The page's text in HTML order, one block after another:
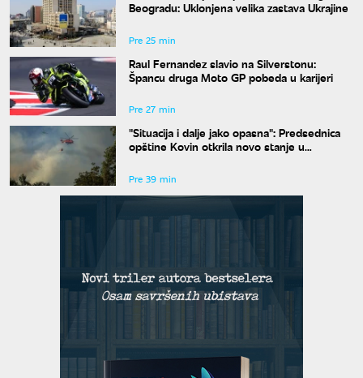
Beogradu: Uklonjena velika zastava Ukrajine
Pre 25 min
Raul Fernandez slavio na Silverstonu:
Špancu druga Moto GP pobeda u karijeri
Pre 27 min
"Situacija i dalje jako opasna": Predsednica
opštine Kovin otkrila novo stanje u
Pre 39 min